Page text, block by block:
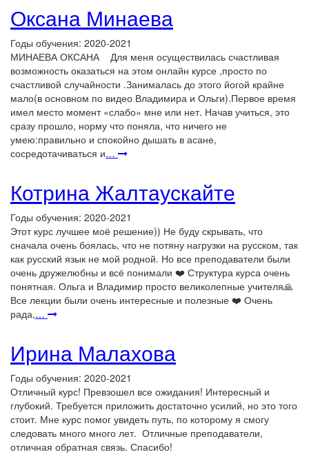
Оксана Минаева
Годы обучения: 2020-2021
МИНАЕВА ОКСАНА Для меня осуществилась счастливая
возможность оказаться на этом онлайн курсе ,просто по
счастливой случайности .Занималась до этого йогой крайне
мало(в основном по видео Владимира и Ольги).Первое время
имел место момент «слабо» мне или нет. Начав учиться, это
сразу прошло, норму что поняла, что ничего не
умею:правильно и спокойно дышать в асане,
сосредотачиваться и…
Котрина Жалтаускайте
Годы обучения: 2020-2021
Этот курс лучшее моё решение)) Не буду скрывать, что
сначала очень боялась, что не потяну нагрузки на русском, так
как русский язык не мой родной. Но все преподаватели были
очень дружелюбны и всё понимали ❤️ Структура курса очень
понятная. Ольга и Владимир просто великолепные учителя🙏
Все лекции были очень интересные и полезные ❤️ Очень
рада,…
Ирина Малахова
Годы обучения: 2020-2021
Отличный курс! Превзошел все ожидания! Интересный и
глубокий. Требуется приложить достаточно усилий, но это того
стоит. Мне курс помог увидеть путь, по которому я смогу
следовать много много лет. Отличные преподаватели,
отличная обратная связь. Спасибо!